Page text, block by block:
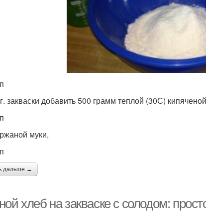
закваски добавить 500 грамм теплой (30С)
муки,
дальше →
хлеб на закваске с солодом: